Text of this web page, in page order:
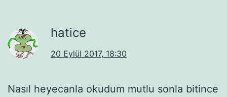
hatice
20 Eylül 2017, 18:30
Nasıl heyecanla okudum mutlu sonla bitince